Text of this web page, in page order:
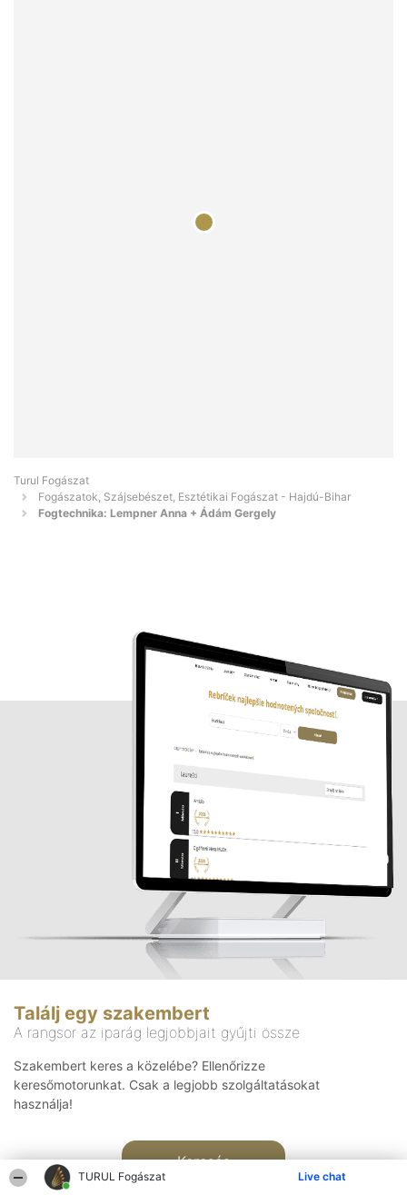
TURUL Fogászat Live chat
Turul Fogászat
Fogászatok, Szájsebészet, Esztétikai Fogászat - Hajdú-Bihar
Fogtechnika: Lempner Anna + Ádám Gergely
Találj egy szakembert
A rangsor az iparág legjobbjait gyűjti össze
Szakembert keres a közelébe? Ellenőrizze
keresőmotorunkat. Csak a legjobb szolgáltatásokat
használja!
Keresés